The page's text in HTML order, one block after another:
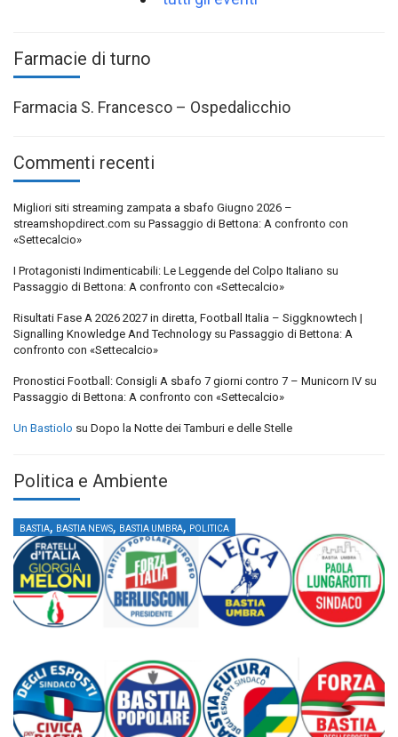
Farmacie di turno
Farmacia S. Francesco – Ospedalicchio
Commenti recenti
Migliori siti streaming zampata a sbafo Giugno 2026 –
streamshopdirect.com su Passaggio di Bettona: A confronto con
«Settecalcio»
I Protagonisti Indimenticabili: Le Leggende del Colpo Italiano su
Passaggio di Bettona: A confronto con «Settecalcio»
Risultati Fase A 2026 2027 in diretta, Football Italia – Siggknowtech |
Signalling Knowledge And Technology su Passaggio di Bettona: A
confronto con «Settecalcio»
Pronostici Football: Consigli A sbafo 7 giorni contro 7 – Municorn IV su
Passaggio di Bettona: A confronto con «Settecalcio»
Un Bastiolo su Dopo la Notte dei Tamburi e delle Stelle
Politica e Ambiente
BASTIA, BASTIA NEWS, BASTIA UMBRA, POLITICA